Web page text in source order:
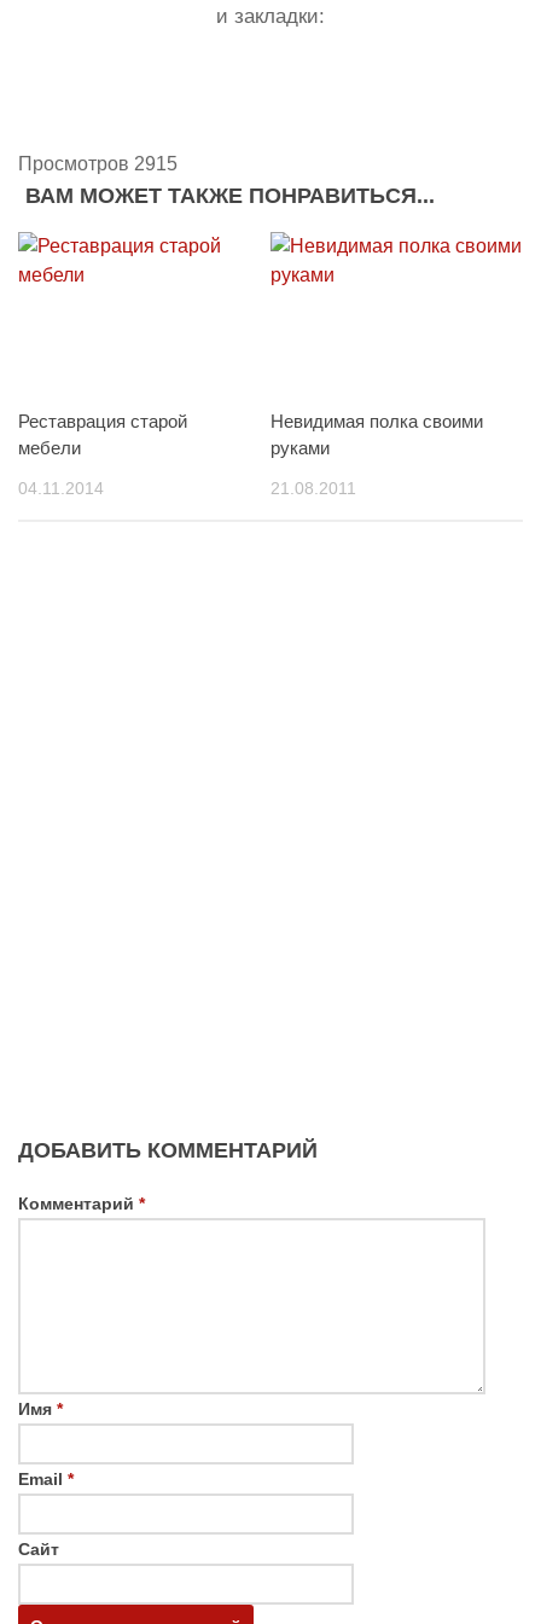
и закладки:
Просмотров 2915
ВАМ МОЖЕТ ТАКЖЕ ПОНРАВИТЬСЯ...
Реставрация старой
мебели
04.11.2014
Невидимая полка своими
руками
21.08.2011
ДОБАВИТЬ КОММЕНТАРИЙ
Комментарий *
Имя *
Email *
Сайт